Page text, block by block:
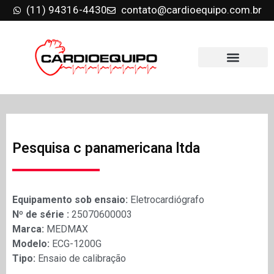
(11) 94316-4430 contato@cardioequipo.com.br
Pesquisa c panamericana ltda
Equipamento sob ensaio: Eletrocardiógrafo
Nº de série : 25070600003
Marca: MEDMAX
Modelo: ECG-1200G
Tipo: Ensaio de calibração